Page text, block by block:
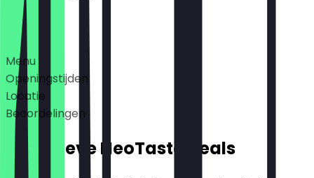
Deals
Menu
Openingstijden
Locatie
Beoordelingen
Exclusieve NeoTaste Deals